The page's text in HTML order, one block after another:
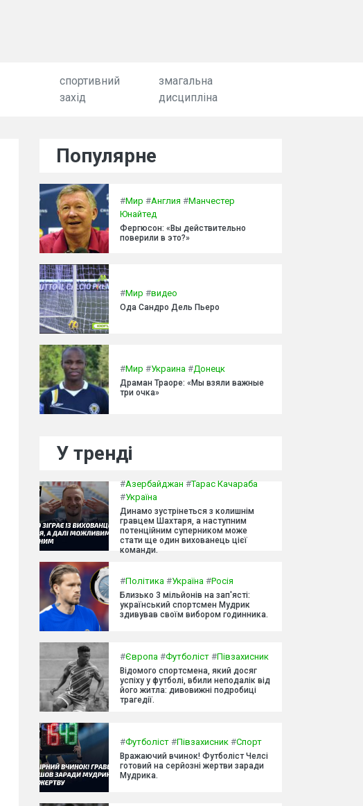
спортивний
захід
змагальна
дисципліна
Популярне
#Мир #Англия #Манчестер
Юнайтед
Фергюсон: «Вы действительно
поверили в это?»
#Мир #видео
Ода Сандро Дель Пьеро
#Мир #Украина #Донецк
Драман Траоре: «Мы взяли важные
три очка»
У тренді
#Азербайджан #Тарас Качараба
#Україна
Динамо зустрінеться з колишнім
гравцем Шахтаря, а наступним
потенційним суперником може
стати ще один вихованець цієї
команди.
#Політика #Україна #Росія
Близько 3 мільйонів на зап'ясті:
український спортсмен Мудрик
здивував своїм вибором годинника.
#Європа #Футболіст #Півзахисник
Відомого спортсмена, який досяг
успіху у футболі, вбили неподалік від
його житла: дивовижні подробиці
трагедії.
#Футболіст #Півзахисник #Спорт
Вражаючий вчинок! Футболіст Челсі
готовий на серйозні жертви заради
Мудрика.